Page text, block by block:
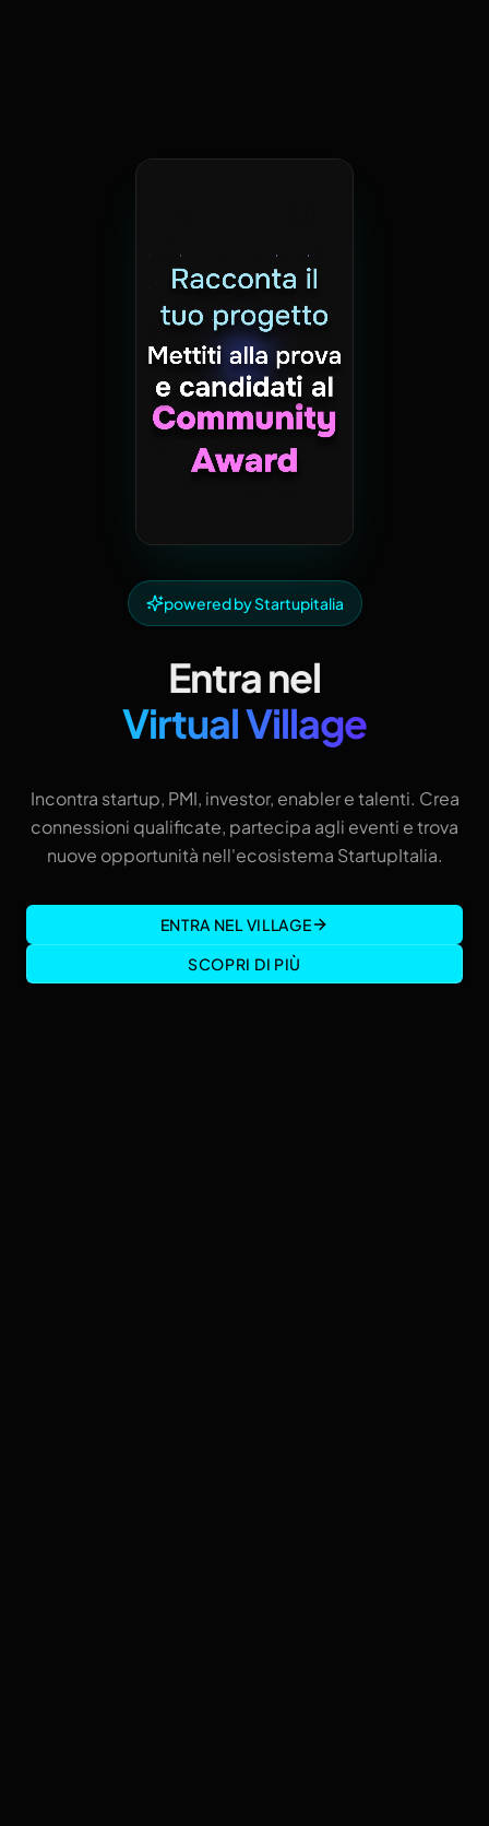
powered by Startupitalia
Entra nel
Virtual Village
Incontra startup, PMI, investor, enabler e talenti. Crea
connessioni qualificate, partecipa agli eventi e trova
nuove opportunità nell'ecosistema StartupItalia.
ENTRA NEL VILLAGE
SCOPRI DI PIÙ